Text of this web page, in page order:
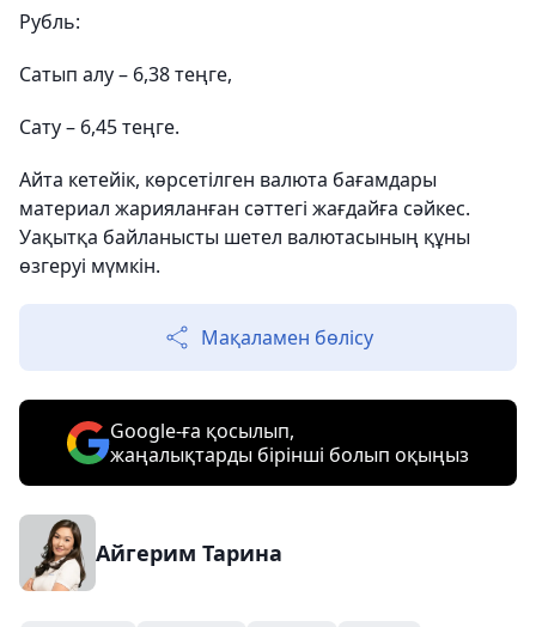
Рубль:
Сатып алу – 6,38 теңге,
Сату – 6,45 теңге.
Айта кетейік, көрсетілген валюта бағамдары
материал жарияланған сәттегі жағдайға сәйкес.
Уақытқа байланысты шетел валютасының құны
өзгеруі мүмкін.
Мақаламен бөлісу
Google-ға қосылып,
жаңалықтарды бірінші болып оқыңыз
Айгерим Тарина